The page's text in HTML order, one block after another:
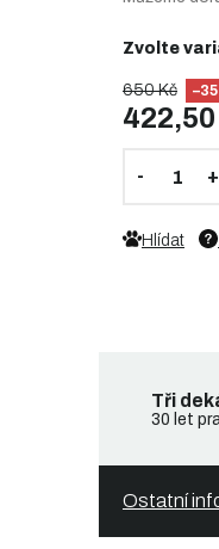
650 Kč
Zvolte
Hlídat
Tři
30 let
Ostatní